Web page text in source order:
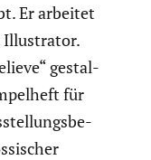
Er arbeitet
Illus­trator.
gestal­
für